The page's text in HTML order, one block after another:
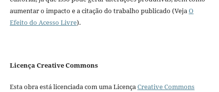
aumentar o impacto e a citação do trabalho publicado (VejaO
Efeito do Acesso Livre).
Licença Creative Commons
Esta obra está licenciada com uma LicençaCreative Commons